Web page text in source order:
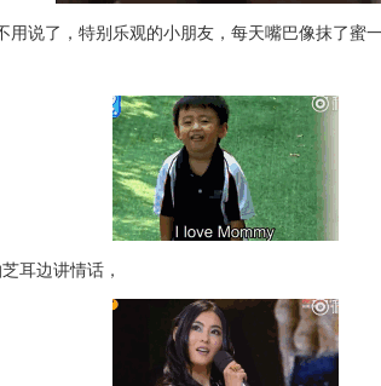
用说了，特别乐观的小朋友，每天嘴巴像抹了蜜
耳边讲情话，